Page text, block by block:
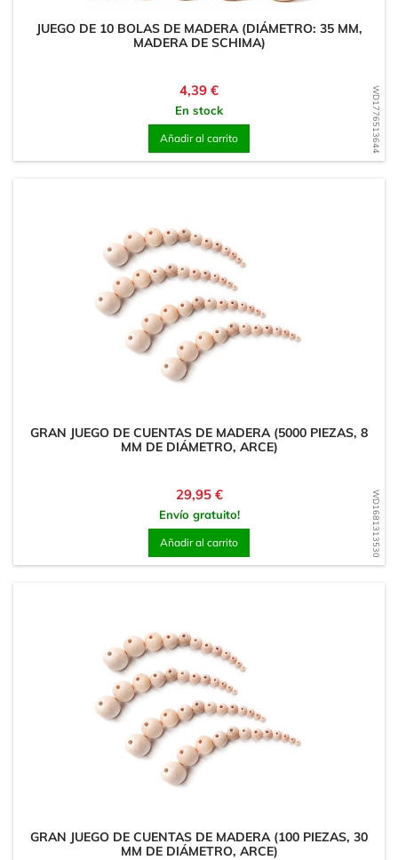
WD1776513644
JUEGO DE 10 BOLAS DE MADERA (DIÁMETRO: 35 MM,
MADERA DE SCHIMA)
Precio
4,39 €
En stock
Añadir al carrito
WD1681313530
GRAN JUEGO DE CUENTAS DE MADERA (5000 PIEZAS, 8
MM DE DIÁMETRO, ARCE)
Precio
29,95 €
Envío gratuito!
Añadir al carrito
GRAN JUEGO DE CUENTAS DE MADERA (100 PIEZAS, 30
MM DE DIÁMETRO, ARCE)